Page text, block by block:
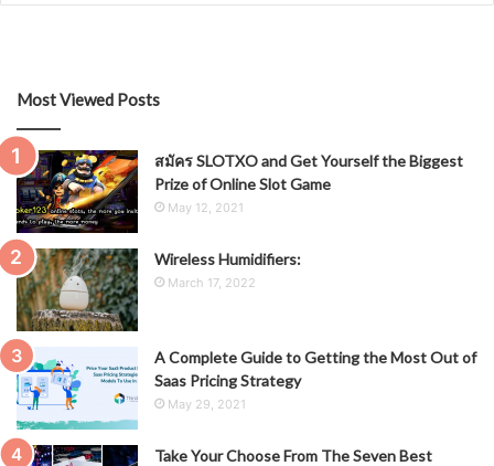
Most Viewed Posts
สมัคร SLOTXO and Get Yourself the Biggest
Prize of Online Slot Game
May 12, 2021
Wireless Humidifiers:
March 17, 2022
A Complete Guide to Getting the Most Out of
Saas Pricing Strategy
May 29, 2021
Take Your Choose From The Seven Best